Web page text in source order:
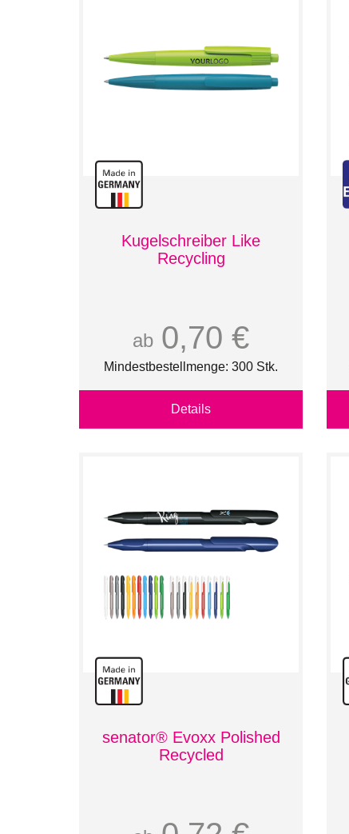
Kugelschreiber Like
Recycling
ab 0,70 €
Mindestbestellmenge: 300 Stk.
Details
senator® Evoxx Polished
Recycled